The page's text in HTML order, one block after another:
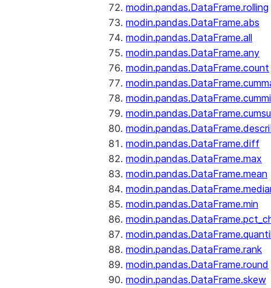
modin.pandas.DataFrame.rolling
modin.pandas.DataFrame.abs
modin.pandas.DataFrame.all
modin.pandas.DataFrame.any
modin.pandas.DataFrame.count
modin.pandas.DataFrame.diff
modin.pandas.DataFrame.max
modin.pandas.DataFrame.mean
modin.pandas.DataFrame.min
modin.pandas.DataFrame.rank
modin.pandas.DataFrame.round
modin.pandas.DataFrame.skew